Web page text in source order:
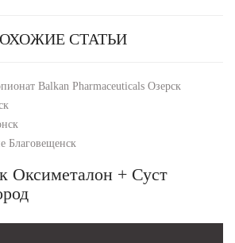
СТАТЬИ
Balkan Pharmaceuticals Озерск
Благовещенск
Оксиметалон + Суст